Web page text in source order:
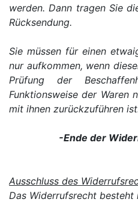
werden. Dann tragen Sie
Rücksendung.
Sie müssen für einen
nur aufkommen, wenn
Prüfung der
Funktionsweise der Waren
mit ihnen zurückzuführen
-Ende der
Ausschluss des
Das Widerrufsrecht besteht